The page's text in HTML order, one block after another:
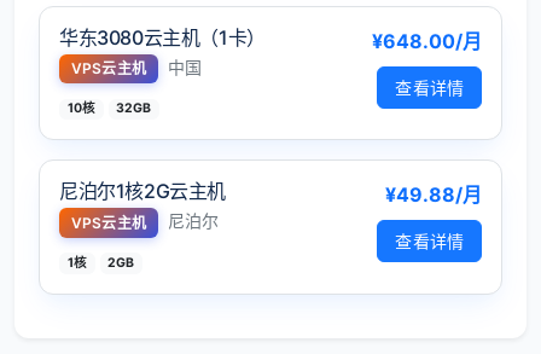
华东3080云主机（1卡）
VPS云主机 中国
10核 32GB
¥648.00/月
查看详情
尼泊尔1核2G云主机
VPS云主机 尼泊尔
1核 2GB
¥49.88/月
查看详情